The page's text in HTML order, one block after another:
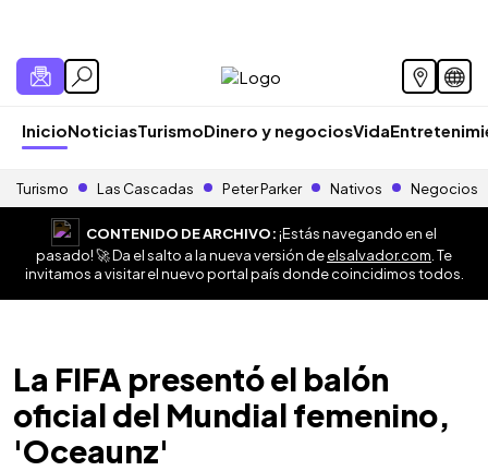
InicioNoticiasTurismoDinero y negociosVida
Turismo Las Cascadas Peter Parker Nativos Negocios
CONTENIDO DE ARCHIVO:¡Estás navegando en el
pasado! 🚀 Da el salto a la nueva versión deelsalvador.com . Te
invitamos a visitar el nuevo portal país donde coincidimos todos.
La FIFA presentó el balón
oficial del Mundial femenino,
'Oceaunz'